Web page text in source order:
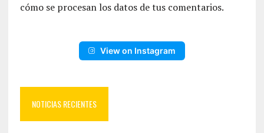
cómo se procesan los datos de tus comentarios.
View on Instagram
NOTICIAS RECIENTES